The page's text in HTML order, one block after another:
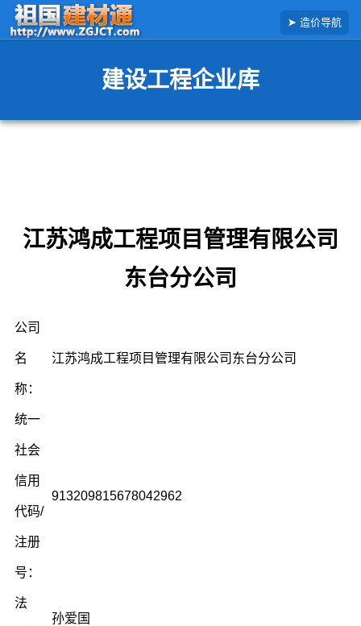
建设工程企业库
信
息
造价导航
江苏鸿成工程项目管理有限公司
东台分公司
公司
名
称：
江苏鸿成工程项目管理有限公司东台分公司
统一
社会
信用
代码/
注册
号：
913209815678042962
法
孙爱国